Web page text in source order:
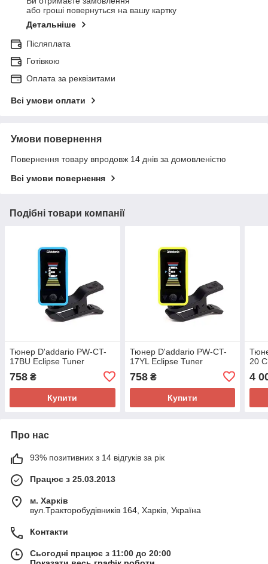
або гроші повернуться на вашу картку
Детальніше
Післяплата
Готівкою
Оплата за реквізитами
Всі умови оплати
Умови повернення
Повернення товару впродовж 14 днів за домовленістю
Всі умови повернення
Подібні товари компанії
Тюнер D'addario PW-CT-
17BU Eclipse Tuner
758 ₴
Купити
Тюнер D'addario PW-CT-
17YL Eclipse Tuner
758₴
Купити
20
4
Про нас
93% позитивних з 14 відгуків за рік
Працює з 25.03.2013
м. Харків
вул.Тракторобудівників 164, Харків, Україна
Контакти
Сьогодні працює з 11:00 до 20:00